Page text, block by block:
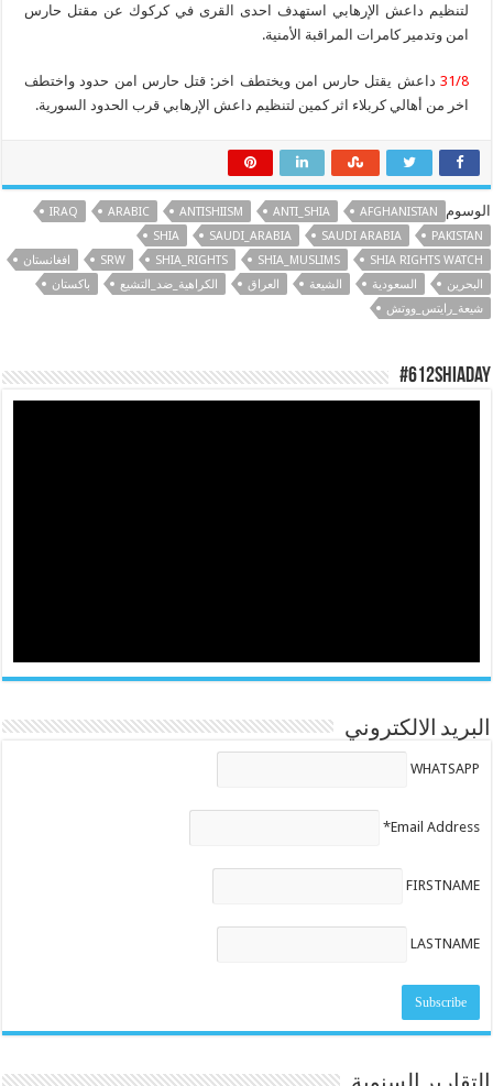
لتنظيم داعش الإرهابي استهدف احدى القرى في كركوك عن مقتل حارس
امن وتدمير كامرات المراقبة الأمنية.
31/8 داعش يقتل حارس امن ويختطف اخر: قتل حارس امن حدود واختطف
اخر من أهالي كربلاء اثر كمين لتنظيم داعش الإرهابي قرب الحدود السورية.
الوسوم AFGHANISTAN
ANTI_SHIA
ANTISHIISM
ARABIC
IRAQ
PAKISTAN
SAUDI ARABIA
SAUDI_ARABIA
SHIA
SHIA RIGHTS WATCH
SHIA_MUSLIMS
SHIA_RIGHTS
SRW
افغانستان
البحرين
السعودية الشيعة العراق الكراهية_ضد_التشيع
باكستان
شيعة_رايتس_ووتش
#612ShiaDay
البريد الالكتروني
WHATSAPP
Email Address*
FIRSTNAME
LASTNAME